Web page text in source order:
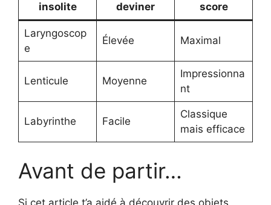
insolite
deviner
score
Laryngoscop
e
Élevée Maximal
Lenticule Moyenne
Impressionna
nt
Labyrinthe Facile
Classique
mais efficace
Avant de partir…
Si cet article t’a aidé à découvrir des objets